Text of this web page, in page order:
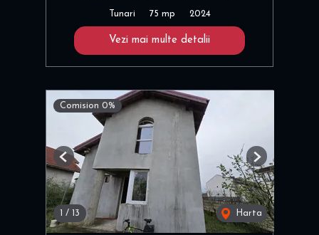
Tunari 75 mp 2024
Vezi mai multe detalii
Comision 0%
1 / 13 Harta
Previous Next